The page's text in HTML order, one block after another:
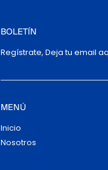
BOLETÍN
Regístrate, Deja tu email
MENÚ
Inicio
Nosotros